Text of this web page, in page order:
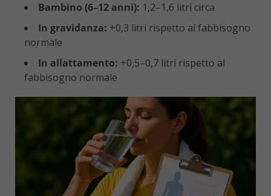
Bambino (6–12 anni): 1,2–1,6 litri circa
In gravidanza: +0,3 litri rispetto al fabbisogno
normale
In allattamento: +0,5–0,7 litri rispetto al
fabbisogno normale